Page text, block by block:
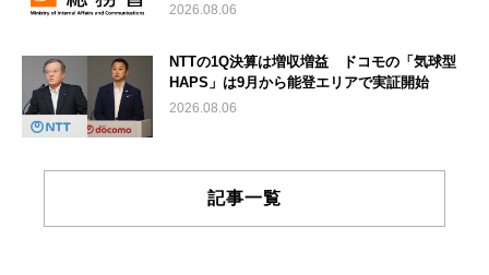
2026.08.06
NTTの1Q決算は増収増益 ドコモの「気球型
HAPS」は9月から能登エリアで実証開始
2026.08.06
記事一覧